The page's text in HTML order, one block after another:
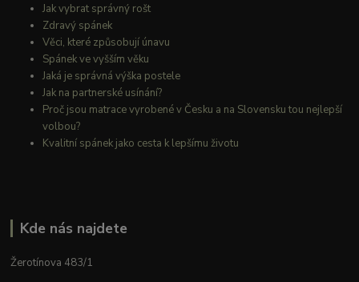
Jak vybrat správný rošt
Zdravý spánek
Věci, které způsobují únavu
Spánek ve vyšším věku
Jaká je správná výška postele
Jak na partnerské usínání?
Proč jsou matrace vyrobené v Česku a na Slovensku tou nejlepší
volbou?
Kvalitní spánek jako cesta k lepšímu životu
Kde nás najdete
Žerotínova 483/1